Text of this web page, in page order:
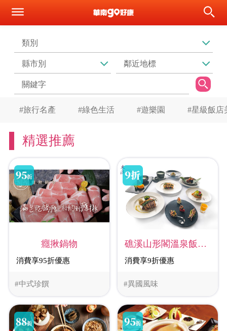
#旅行名產 #綠色生活 #遊樂園 #星級飯店
精選推薦
#中式珍饌
癮揪鍋物
消費享95折優惠
#異國風味
礁溪山形閣溫泉飯店-米澤廳
消費享9折優惠